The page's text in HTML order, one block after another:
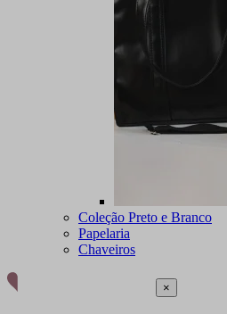
Coleção Preto e Branco
Papelaria
Chaveiros
×